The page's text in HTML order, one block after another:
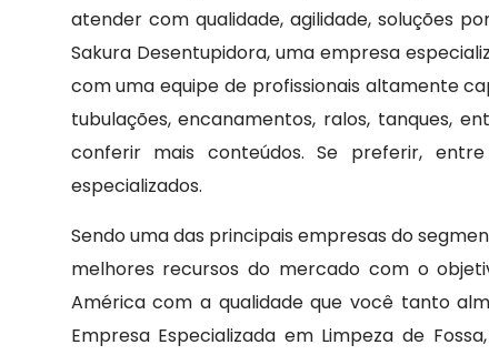
atender com qualidade, agilidade, soluções
Sakura Desentupidora, uma empresa
com uma equipe de profissionais altamente
tubulações, encanamentos, ralos, tanques,
conferir mais conteúdos. Se preferir,
especializados.
Sendo uma das principais empresas do
melhores recursos do mercado com o
América com a qualidade que você tanto
Empresa Especializada em Limpeza de